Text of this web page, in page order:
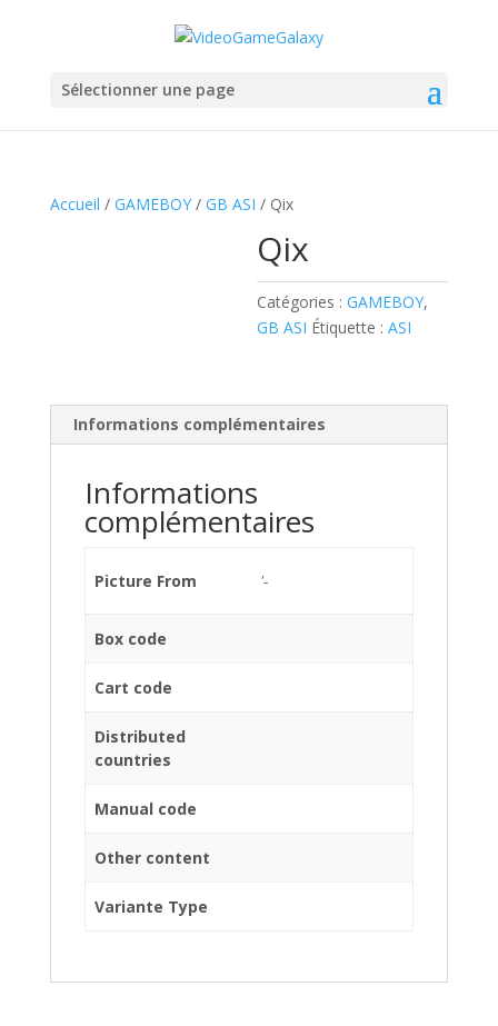
Sélectionner une page
Accueil / GAMEBOY/ GB ASI / Qix
Qix
Catégories :GAMEBOY,
GB ASI Étiquette :ASI
Informations complémentaires
Informations
complémentaires
Picture From '-
Box code
Cart code
Distributed
countries
Manual code
Other content
Variante Type